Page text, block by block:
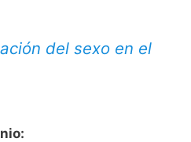
del sexo en el